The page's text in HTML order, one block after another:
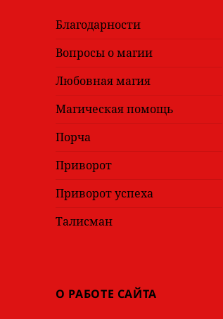
Благодарности
Вопросы о магии
Любовная магия
Магическая помощь
Порча
Приворот
Приворот успеха
Талисман
О РАБОТЕ САЙТА